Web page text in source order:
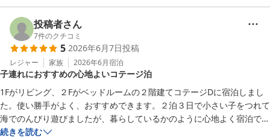
お料理の量につきましては貴重なご意見として今後の参考にさせて
いただきます。
再びお会いできます日を心よりお待ちしております。
ＭＡＫＡＩ ＫＡＭＯＧＡＷＡ ＲＥＳＯＲＴ
2026-07-22
投稿者さん
7件のクチコミ
5 2026年6月7日投稿
レジャー 家族 2026年6月宿泊
子連れにおすすめの心地よいコテージ泊
1Fがリビング、２Fがベッドルームの２階建てコテージDに宿泊しまし
た。使い勝手がよく、おすすめできます。２泊３日で小さい子をつれて
海でのんびり遊びましたが、暮らしているかのように心地よく宿泊でき
ました。
続きを読む